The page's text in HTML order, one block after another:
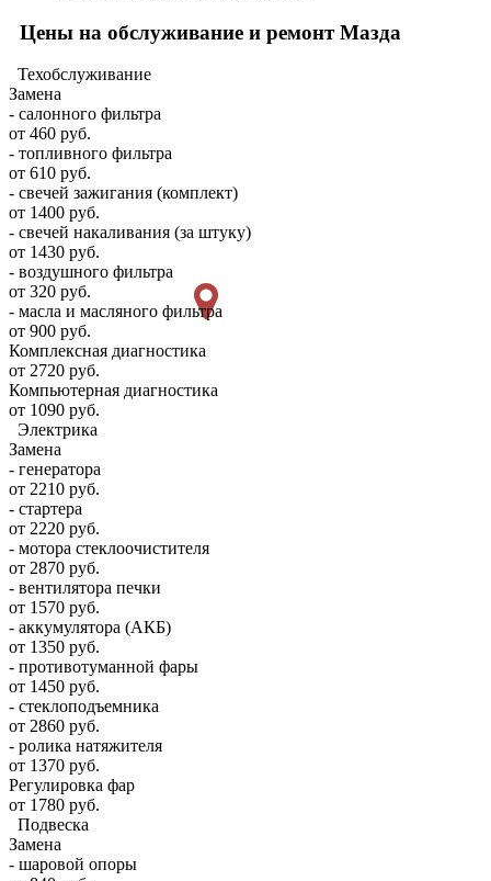
Цены на обслуживание и ремонт Мазда
Техобслуживание
Замена
- салонного фильтра
от 460 руб.
- топливного фильтра
от 610 руб.
- свечей зажигания (комплект)
от 1400 руб.
- свечей накаливания (за штуку)
от 1430 руб.
- воздушного фильтра
от 320 руб.
- масла и масляного фильтра
от 900 руб.
Комплексная диагностика
от 2720 руб.
Компьютерная диагностика
от 1090 руб.
Электрика
Замена
- генератора
от 2210 руб.
- стартера
от 2220 руб.
- мотора стеклоочистителя
от 2870 руб.
- вентилятора печки
от 1570 руб.
- аккумулятора (АКБ)
от 1350 руб.
- противотуманной фары
от 1450 руб.
- стеклоподъемника
от 2860 руб.
- ролика натяжителя
от 1370 руб.
Регулировка фар
от 1780 руб.
Подвеска
Замена
- шаровой опоры